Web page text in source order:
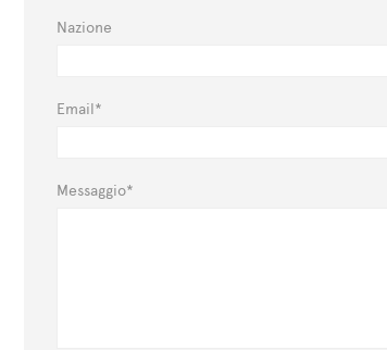
Nazione
Email*
Messaggio*